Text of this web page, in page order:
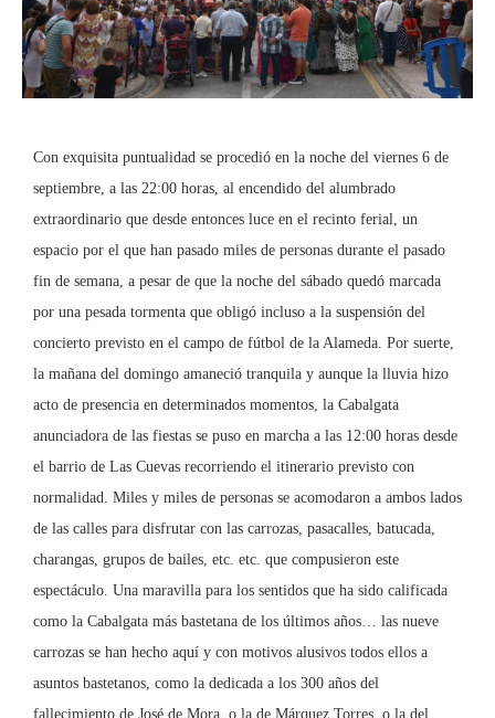
Con exquisita puntualidad se procedió en la noche del viernes 6 de
septiembre, a las 22:00 horas, al encendido del alumbrado
extraordinario que desde entonces luce en el recinto ferial, un
espacio por el que han pasado miles de personas durante el pasado
fin de semana, a pesar de que la noche del sábado quedó marcada
por una pesada tormenta que obligó incluso a la suspensión del
concierto previsto en el campo de fútbol de la Alameda. Por suerte,
la mañana del domingo amaneció tranquila y aunque la lluvia hizo
acto de presencia en determinados momentos, la Cabalgata
anunciadora de las fiestas se puso en marcha a las 12:00 horas desde
el barrio de Las Cuevas recorriendo el itinerario previsto con
normalidad. Miles y miles de personas se acomodaron a ambos lados
de las calles para disfrutar con las carrozas, pasacalles, batucada,
charangas, grupos de bailes, etc. etc. que compusieron este
espectáculo. Una maravilla para los sentidos que ha sido calificada
como la Cabalgata más bastetana de los últimos años… las nueve
carrozas se han hecho aquí y con motivos alusivos todos ellos a
asuntos bastetanos, como la dedicada a los 300 años del
fallecimiento de José de Mora, o la de Márquez Torres, o la del